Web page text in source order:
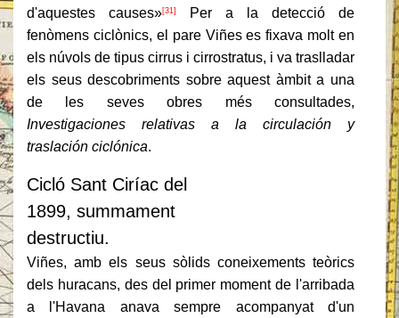
d'aquestes causes»[31]
Per a la detecció de
fenòmens ciclònics, el pare Viñes es fixava molt en
els núvols de tipus cirrus i cirrostratus, i va traslladar
els seus descobriments sobre aquest àmbit a una
de les seves obres més consultades,
Investigaciones relativas a la circulación y
traslación ciclónica.
Cicló Sant Ciríac del
1899, summament
destructiu.
Viñes, amb els seus sòlids coneixements teòrics
dels huracans, des del primer moment de l'arribada
a l'Havana anava sempre acompanyat d'un